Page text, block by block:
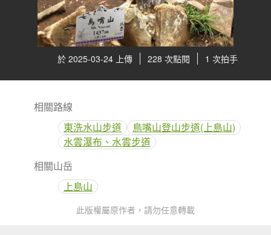
於 2025-03-24 上傳 228 次點閱 1 次拍手
相關路線
東洗水山步道
鳥嘴山登山步道(上島山)
水雲瀑布、水雲步道
相關山岳
上島山
此版權屬原作者，請勿任意轉載